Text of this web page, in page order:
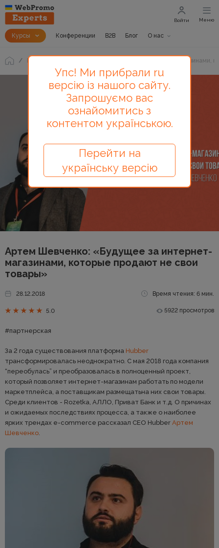
Курсы Конференции B2B Блог О нас
Войти Меню
Блог Артем Шевченко: «Будущее за интернет-магазинами,
Артем Шевченко: «Будущее за интернет-
магазинами, которые продают не свои
товары»
28.12.2018 Время чтения: 6 мин.
5.0 5922 просмотров
#партнерская
За 2 года существования платформа Hubber
трансформировалась неоднократно. С мая 2018 года компания
“переобулась” и преобразовалась в полноценный проект,
который позволяет интернет-магазинам работать по модели
маркетплейса, а поставщикам размещатьна них свои товары.
Среди клиентов - Rozetka, АЛЛО, Приват Банк и т.д. О причинах
и ожидаемых последствиях процесса, а также о наиболее
ярких трендах е-сommerce рассказал СЕО Hubber Артем
Шевченко.
Упс! Ми прибрали ru
версію із нашого сайту.
Запрошуємо вас
ознайомитись з
контентом українською.
Перейти на
українську версію